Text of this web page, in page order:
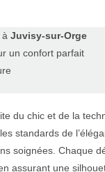
àJuvisy-sur-Orge
un confort parfait
du chic et de la
standards de
soignées. Chaque
assurant une